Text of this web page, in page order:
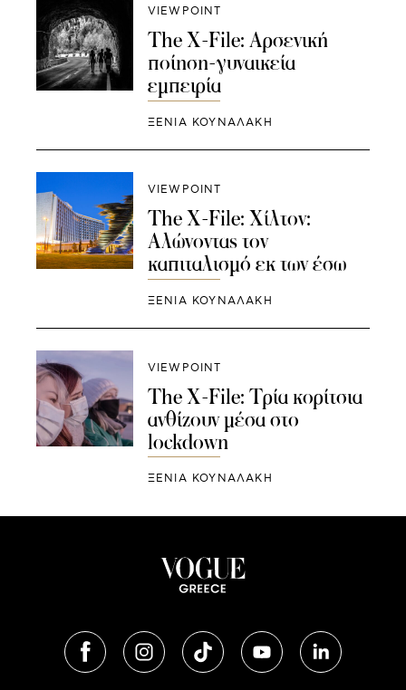
VIEWPOINT
The X-File: Αρσενική
ποίηση-γυναικεία
εμπειρία
ΞΕΝΙΑ ΚΟΥΝΑΛΑΚΗ
VIEWPOINT
The X-File: Χίλτον:
Αλώνοντας τον
καπιταλισμό εκ των έσω
ΞΕΝΙΑ ΚΟΥΝΑΛΑΚΗ
VIEWPOINT
The X-File: Τρία κορίτσια
ανθίζουν μέσα στο
lockdown
ΞΕΝΙΑ ΚΟΥΝΑΛΑΚΗ